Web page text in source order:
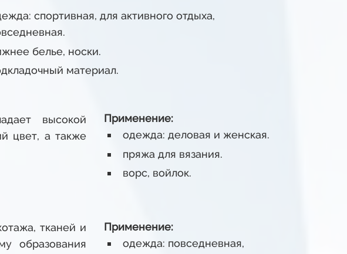
спортивная, для активного отдыха,
белье, носки.
материал.
высокой
цвет, а также
Применение:
одежда: деловая и женская.
пряжа для вязания.
ворс, войлок.
тканей и
образования
Применение:
одежда: повседневная,